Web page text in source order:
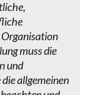
Organisation
muss die
und
allgemeinen